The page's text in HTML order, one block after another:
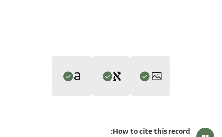
In the Kingdom of Ishmael‎(in Hebrew) (Tel Aviv
How to cite this record: